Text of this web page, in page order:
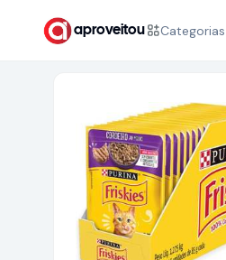
aproveitou Categorias